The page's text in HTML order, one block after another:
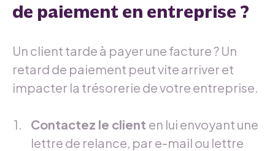
de paiement en entreprise ?
Un client tarde à payer une facture ? Un
retard de paiement peut vite arriver et
impacter la trésorerie de votre entreprise.
Contactez le client en lui envoyant une
lettre de relance, par e-mail ou lettre